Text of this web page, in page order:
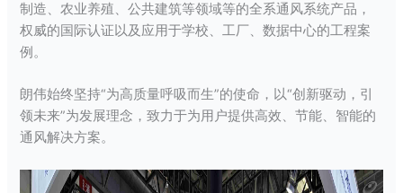
制造、农业养殖、公共建筑等领域等的全系通风系统产品，
权威的国际认证以及应用于学校、工厂、数据中心的工程案
例。
朗伟始终坚持“为高质量呼吸而生”的使命，以“创新驱动，引
领未来”为发展理念，致力于为用户提供高效、节能、智能的
通风解决方案。